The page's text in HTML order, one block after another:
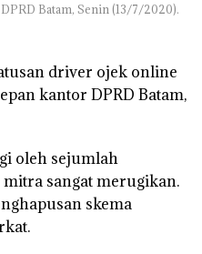
Batam, Senin (13/7/2020).
driver ojek online
kantor DPRD Batam,
oleh sejumlah
sangat merugikan.
skema